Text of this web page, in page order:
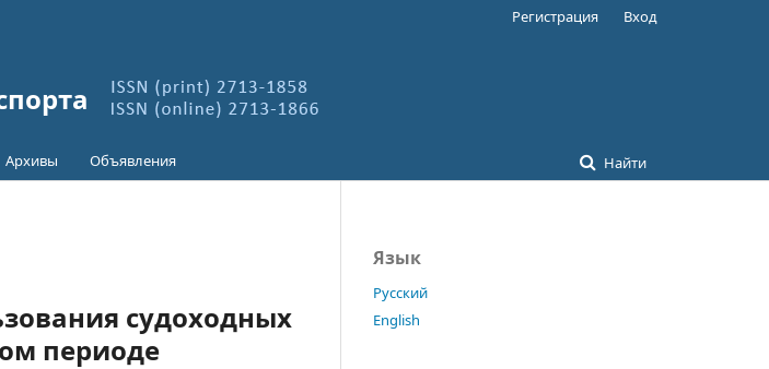
Архивы Объявления Найти
Регистрация Вход
судоходных
периоде
Язык
Русский
English